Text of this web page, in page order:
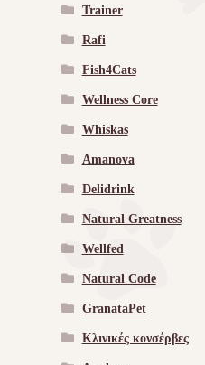
Trainer
Rafi
Fish4Cats
Wellness Core
Whiskas
Amanova
Delidrink
Natural Greatness
Wellfed
Natural Code
GranataPet
Κλινικές κονσέρβες